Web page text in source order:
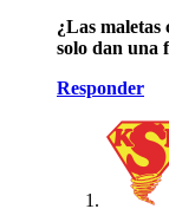
¿Las maletas
solo dan una
Responder